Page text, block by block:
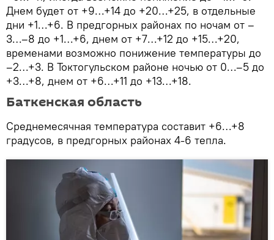
Днем будет от +9…+14 до +20…+25, в отдельные
дни +1…+6. В предгорных районах по ночам от –
3…–8 до +1…+6, днем от +7…+12 до +15…+20,
временами возможно понижение температуры до
–2…+3. В Токтогульском районе ночью от 0…–5 до
+3…+8, днем от +6…+11 до +13…+18.
Баткенская область
Среднемесячная температура составит +6…+8
градусов, в предгорных районах 4-6 тепла.